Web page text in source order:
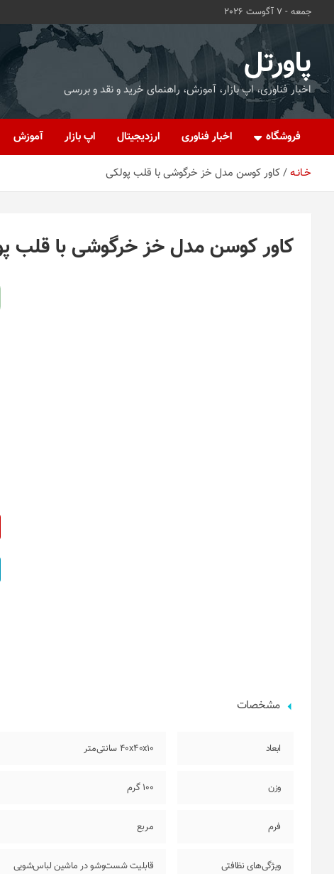
جمعه - 7 آگوست 2026
پاورتل
اخبار فناوری، اپ بازار، آموزش، راهنمای خرید و نقد و بررسی
فروشگاه اخبار فناوری ارزدیجیتال اپ بازار آموزش
خـانـه کاور کوسن مدل خز خرگوشی با قلب پولکی
کاور کوسن مدل خز خرگوشی با قلب
مشخصات
ابعاد 40x40x10 سانتی‌متر
وزن 100 گرم
فرم مربع
ویژگی‌های نظافتی قابلیت شست‌وشو در ماشین لباس‌شویی